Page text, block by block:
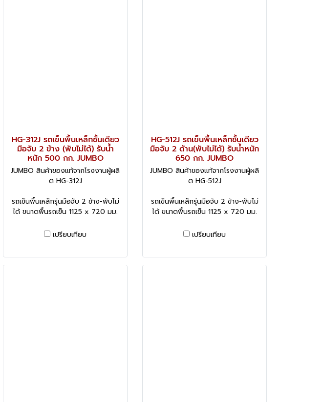
HG-312J รถเข็นพื้นเหล็กชั้นเดียว
มือจับ 2 ข้าง (พับไม่ได้) รับน้ำ
หนัก 500 กก. JUMBO
JUMBO สินค้าของแท้จากโรงงานผู้ผลิ
ต HG-312J
รถเข็นพื้นเหล็กรุ่นมือจับ 2 ข้าง-พับไม่
ได้ ขนาดพื้นรถเข็น 1125 x 720 มม.
เปรียบเทียบ
HG-512J รถเข็นพื้นเหล็กชั้นเดียว
มือจับ 2 ด้าน(พับไม่ได้) รับน้ำหนัก
650 กก. JUMBO
JUMBO สินค้าของแท้จากโรงงานผู้ผลิ
ต HG-512J
รถเข็นพื้นเหล็กรุ่นมือจับ 2 ข้าง-พับไม่
ได้ ขนาดพื้นรถเข็น 1125 x 720 มม.
เปรียบเทียบ